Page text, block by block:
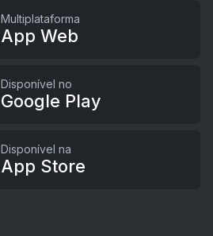
Multiplataforma
App Web
Disponível no
Google Play
Disponível na
App Store